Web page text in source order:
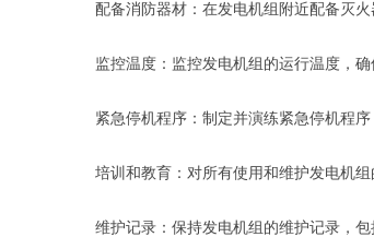
配备消防器材：在发电机组附近配备灭
监控温度：监控发电机组的运行温度，
紧急停机程序：制定并演练紧急停机程
培训和教育：对所有使用和维护发电机
维护记录：保持发电机组的维护记录，